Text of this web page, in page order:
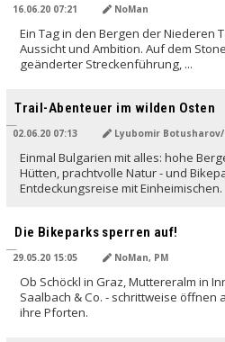
16.06.20 07:21 NoMan
Ein Tag in den Bergen der Niederen
Aussicht und Ambition. Auf dem
geänderter Streckenführung, ...
Trail-Abenteuer im wilden Osten
02.06.20 07:13 Lyubomir Botusharov/mtb-bg.com, übersetzt von
Einmal Bulgarien mit alles: hohe
Hütten, prachtvolle Natur - und
Entdeckungsreise mit Einheimischen.
Die Bikeparks sperren auf!
29.05.20 15:05 NoMan, PM
Ob Schöckl in Graz, Muttereralm in
Saalbach & Co. - schrittweise öffnen
ihre Pforten.